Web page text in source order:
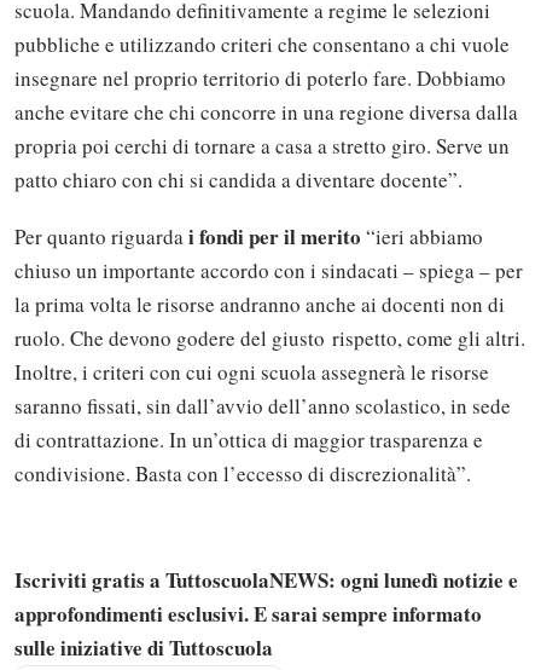
scuola. Mandando definitivamente a regime le selezioni
pubbliche e utilizzando criteri che consentano a chi vuole
insegnare nel proprio territorio di poterlo fare. Dobbiamo
anche evitare che chi concorre in una regione diversa dalla
propria poi cerchi di tornare a casa a stretto giro. Serve un
patto chiaro con chi si candida a diventare docente”.
Per quanto riguardai fondi per il merito “ieri abbiamo
chiuso un importante accordo con i sindacati – spiega – per
la prima volta le risorse andranno anche ai docenti non di
ruolo. Che devono godere del giusto rispetto, come gli altri.
Inoltre, i criteri con cui ogni scuola assegnerà le risorse
saranno fissati, sin dall’avvio dell’anno scolastico, in sede
di contrattazione. In un’ottica di maggior trasparenza e
condivisione. Basta con l’eccesso di discrezionalità”.
Iscriviti gratis a TuttoscuolaNEWS: ogni lunedì notizie e
approfondimenti esclusivi. E sarai sempre informato
sulle iniziative di Tuttoscuola